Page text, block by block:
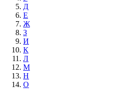
Д
Е
Ж
З
И
К
Л
М
Н
О